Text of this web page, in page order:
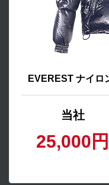
EVEREST ナイロ
当社
25,000円